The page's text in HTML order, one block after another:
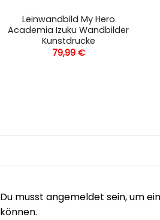
Leinwandbild My Hero
Academia Izuku Wandbilder
Kunstdrucke
79,99 €
Du musst angemeldet sein, um
können.